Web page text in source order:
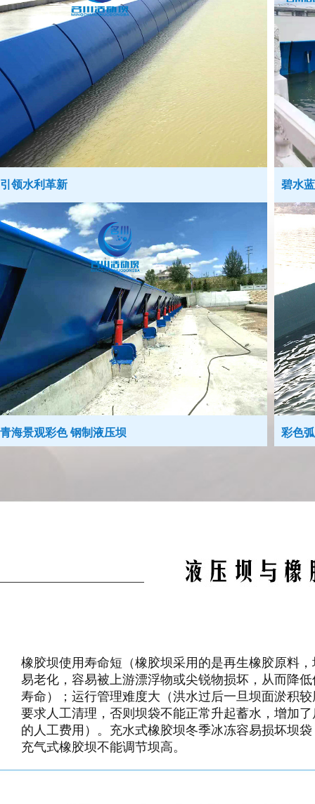
革新 碧水蓝天间
彩色 钢制液压坝 彩色弧形新
坝 名川液压坝
橡胶坝使用寿命短（橡胶坝采用的是再生橡胶原料，
易老化，容易被上游漂浮物或尖锐物损坏，从而降低
寿命）；运行管理难度大（洪水过后一旦坝面淤积较
要求人工清理，否则坝袋不能正常升起蓄水，增加了
的人工费用）。充水式橡胶坝冬季冰冻容易损坏坝袋
充气式橡胶坝不能调节坝高。